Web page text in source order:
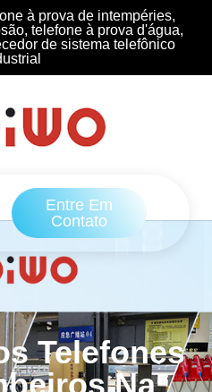
à prova de intempéries,
telefone à prova d'água,
de sistema telefônico
Entre Em
Contato
Telefones
Na